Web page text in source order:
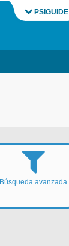
PSIGUIDE
Búsqueda avanzada